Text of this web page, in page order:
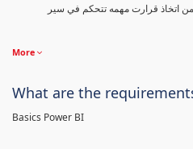
من اتخاذ قرارت مهمه تتحكم في سير
More
What are the
Basics Power BI